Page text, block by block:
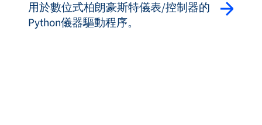
用於數位式柏朗豪斯特儀表/控制器的
Python儀器驅動程序。